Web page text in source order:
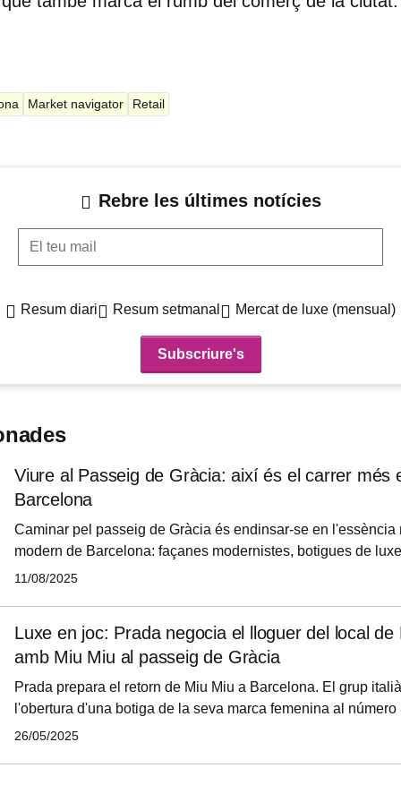
Market navigator Retail
Rebre les últimes notícies
El teu mail
Resum diari Resum setmanal Mercat de luxe (mensual)
Viure al Passeig de Gràcia: així és el carrer més
Barcelona
Caminar pel passeig de Gràcia és endinsar-se en l'essència
modern de Barcelona: façanes modernistes, botigues de
cosmopolita que combina història amb sofisticació. Aquest
11/08/2025
Luxe en joc: Prada negocia el lloguer del local
amb Miu Miu al passeig de Gràcia
Prada prepara el retorn de Miu Miu a Barcelona. El grup
l'obertura d'una botiga de la seva marca femenina al
Gràcia, un dels locals més cotitzats del carrer per la seva
26/05/2025